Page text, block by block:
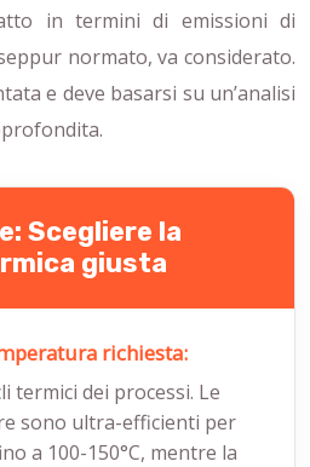
in termini di emissioni di
normato, va considerato.
e deve basarsi su un’analisi
Scegliere la
giusta
richiesta:
termici dei processi. Le
sono ultra-efficienti per
a 100-150°C, mentre la